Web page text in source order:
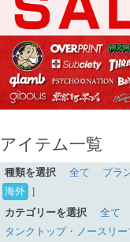
アイテム一覧
種類を選択 全て ブラ
海外 ］
カテゴリーを選択
全て
タンクトップ・ノースリ